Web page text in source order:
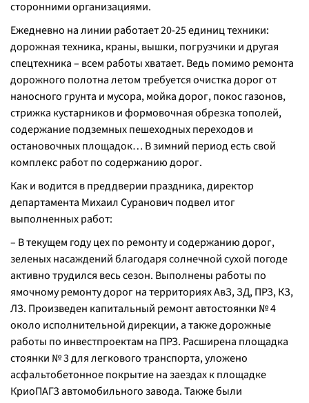
сторонними организациями.
Ежедневно на линии работает 20-25 единиц техники:
дорожная техника, краны, вышки, погрузчики и другая
спецтехника – всем работы хватает. Ведь помимо ремонта
дорожного полотна летом требуется очистка дорог от
наносного грунта и мусора, мойка дорог, покос газонов,
стрижка кустарников и формовочная обрезка тополей,
содержание подземных пешеходных переходов и
остановочных площадок… В зимний период есть свой
комплекс работ по содержанию дорог.
Как и водится в преддверии праздника, директор
департамента Михаил Суранович подвел итог
выполненных работ:
– В текущем году цех по ремонту и содержанию дорог,
зеленых насаждений благодаря солнечной сухой погоде
активно трудился весь сезон. Выполнены работы по
ямочному ремонту дорог на территориях АвЗ, ЗД, ПРЗ, КЗ,
ЛЗ. Произведен капитальный ремонт автостоянки № 4
около исполнительной дирекции, а также дорожные
работы по инвестпроектам на ПРЗ. Расширена площадка
стоянки № 3 для легкового транспорта, уложено
асфальтобетонное покрытие на заездах к площадке
КриоПАГЗ автомобильного завода. Также были